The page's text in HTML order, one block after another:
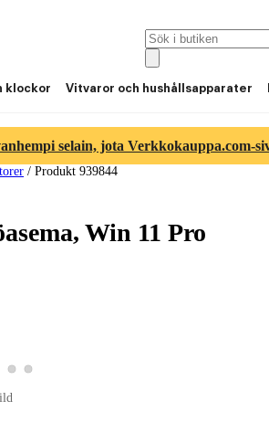
klockor Vitvaror och hushållsapparater
selain, jota Verkkokauppa.com-
/ Produkt 939844
Win 11 Pro
4 5
produktbild 6
Visa produktbild 7
Visa produktbild 8